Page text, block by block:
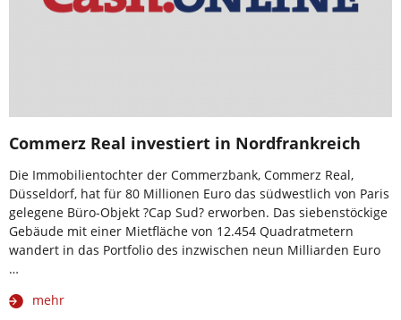
Commerz Real investiert in Nordfrankreich
Die Immobilientochter der Commerzbank, Commerz Real,
Düsseldorf, hat für 80 Millionen Euro das südwestlich von Paris
gelegene Büro-Objekt ?Cap Sud? erworben. Das siebenstöckige
Gebäude mit einer Mietfläche von 12.454 Quadratmetern
wandert in das Portfolio des inzwischen neun Milliarden Euro
…
mehr